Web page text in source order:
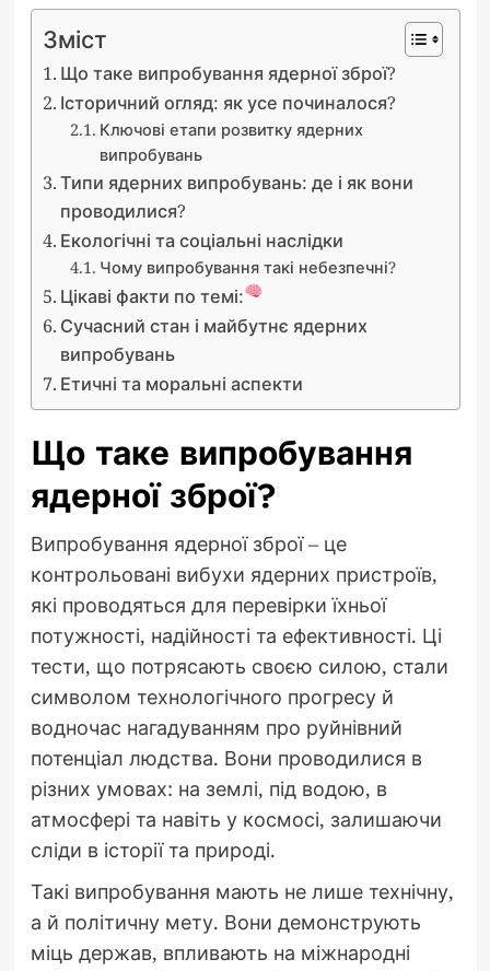
Зміст
Що таке випробування ядерної зброї?
Історичний огляд: як усе починалося?
Ключові етапи розвитку ядерних
випробувань
Типи ядерних випробувань: де і як вони
проводилися?
Екологічні та соціальні наслідки
Чому випробування такі небезпечні?
Цікаві факти по темі:
Сучасний стан і майбутнє ядерних
випробувань
Етичні та моральні аспекти
Що таке випробування
ядерної зброї?
Випробування ядерної зброї – це
контрольовані вибухи ядерних пристроїв,
які проводяться для перевірки їхньої
потужності, надійності та ефективності. Ці
тести, що потрясають своєю силою, стали
символом технологічного прогресу й
водночас нагадуванням про руйнівний
потенціал людства. Вони проводилися в
різних умовах: на землі, під водою, в
атмосфері та навіть у космосі, залишаючи
сліди в історії та природі.
Такі випробування мають не лише технічну,
а й політичну мету. Вони демонструють
міць держав, впливають на міжнародні